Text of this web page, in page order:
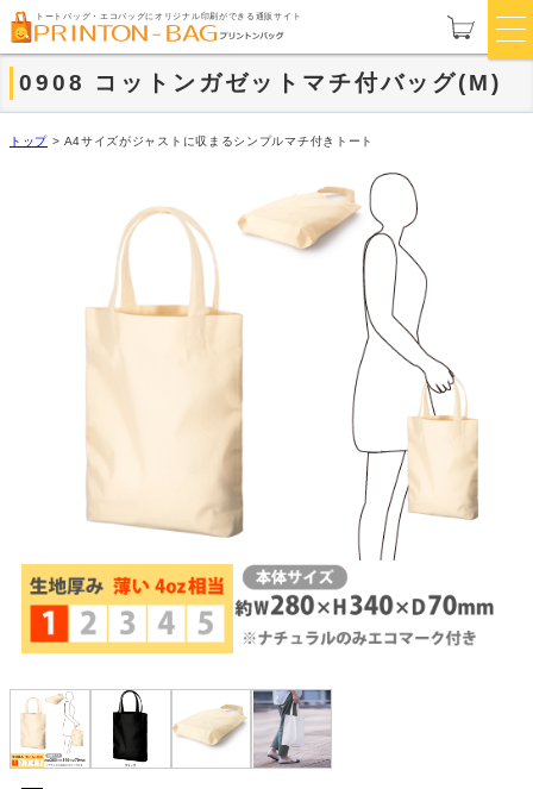
トートバッグ・エコバッグにオリジナル印刷ができる通販サイト
0908 コットンガゼットマチ付バッグ(M)
トップ > A4サイズがジャストに収まるシンプルマチ付きトート